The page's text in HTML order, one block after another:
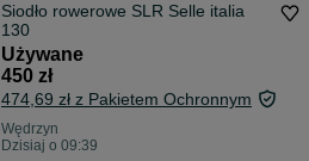
Siodło rowerowe SLR Selle italia
130
Używane
450 zł
474,69 zł z Pakietem Ochronnym
Wędrzyn
Dzisiaj o 09:39